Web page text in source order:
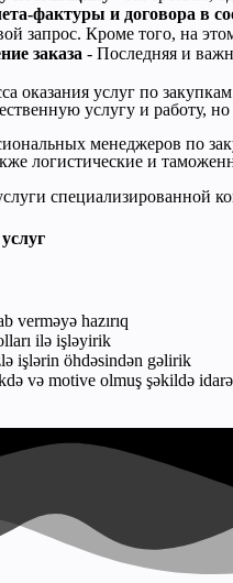
фактуры и договора в
запрос. Кроме того, на
заказа - Последняя и
оказания услуг по
услугу и работу,
менеджеров по
логистические и
специализированной
verməyə hazırıq
ilə işləyirik
işlərin öhdəsindən gəlirik
və motive olmuş şəkildə